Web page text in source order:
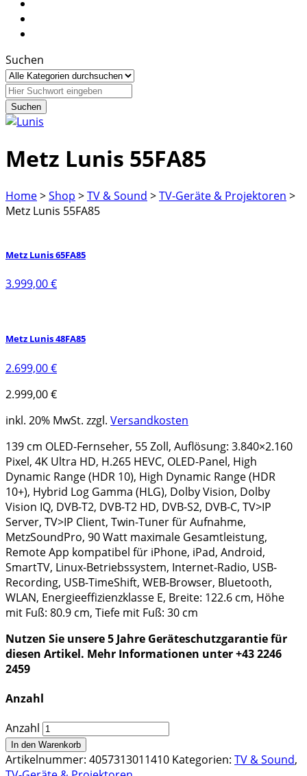
Suchen
Metz Lunis 55FA85
Home>Shop >TV & Sound >TV-Geräte & Projektoren >
Metz Lunis 55FA85
Metz Lunis 65FA85
3.999,00€
Metz Lunis 48FA85
2.699,00€
2.999,00€
inkl. 20% MwSt. zzgl. Versandkosten
139 cm OLED-Fernseher, 55 Zoll, Auflösung: 3.840×2.160
Pixel, 4K Ultra HD, H.265 HEVC, OLED-Panel, High
Dynamic Range (HDR 10), High Dynamic Range (HDR
10+), Hybrid Log Gamma (HLG), Dolby Vision, Dolby
Vision IQ, DVB-T2, DVB-T2 HD, DVB-S2, DVB-C, TV>IP
Server, TV>IP Client, Twin-Tuner für Aufnahme,
MetzSoundPro, 90 Watt maximale Gesamtleistung,
Remote App kompatibel für iPhone, iPad, Android,
SmartTV, Linux-Betriebssystem, Internet-Radio, USB-
Recording, USB-TimeShift, WEB-Browser, Bluetooth,
WLAN, Energieeffizienzklasse E, Breite: 122.6 cm, Höhe
mit Fuß: 80.9 cm, Tiefe mit Fuß: 30 cm
Nutzen Sie unsere 5 Jahre Geräteschutzgarantie für
diesen Artikel. Mehr Informationen unter +43 2246
2459
Anzahl
Anzahl
In den Warenkorb
Artikelnummer: 4057313011410 Kategorien: TV & Sound,